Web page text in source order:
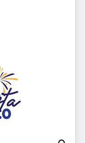
festa 2.0